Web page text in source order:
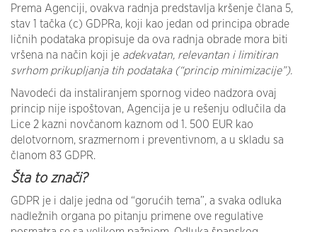
Prema Agenciji, ovakva radnja predstavlja kršenje člana 5,
stav 1 tačka (c) GDPRa, koji kao jedan od principa obrade
ličnih podataka propisuje da ova radnja obrade mora biti
vršena na način koji je adekvatan, relevantan i limitiran
svrhom prikupljanja tih podataka (“princip minimizacije”).
Navodeći da instaliranjem spornog video nadzora ovaj
princip nije ispoštovan, Agencija je u rešenju odlučila da
Lice 2 kazni novčanom kaznom od 1. 500 EUR kao
delotvornom, srazmernom i preventivnom, a u skladu sa
članom 83 GDPR.
Šta to znači?
GDPR je i dalje jedna od “gorućih tema”, a svaka odluka
nadležnih organa po pitanju primene ove regulative